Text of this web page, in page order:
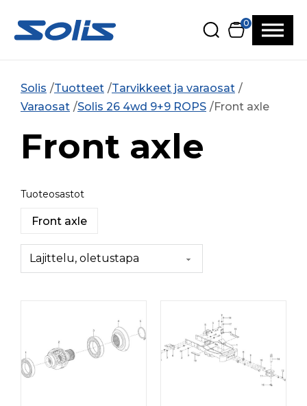
0
Solis Tuotteet
Tarvikkeet ja varaosat
Varaosat Solis 26 4wd 9+9 ROPS Front axle
Front axle
Tuoteosastot
Front axle